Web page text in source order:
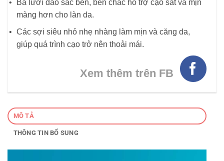
Ba lưỡi dao sắc bén, bền chắc hỗ trợ cạo sát và mịn
màng hơn cho làn da.
Các sợi siêu nhỏ nhẹ nhàng làm mịn và căng da,
giúp quá trình cạo trở nên thoải mái.
Xem thêm trên FB
MÔ TẢ
THÔNG TIN BỔ SUNG